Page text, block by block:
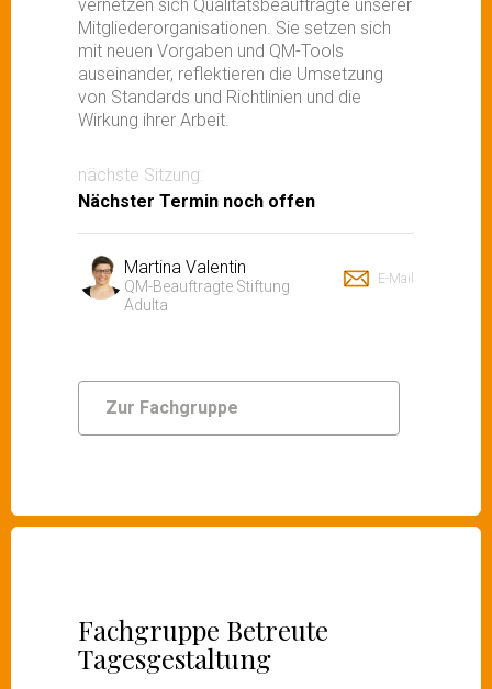
vernetzen sich Qualitätsbeauftragte unserer
Mitgliederorganisationen. Sie setzen sich
mit neuen Vorgaben und QM-Tools
auseinander, reflektieren die Umsetzung
von Standards und Richtlinien und die
Wirkung ihrer Arbeit.
nächste Sitzung:
Nächster Termin noch offen
Martina Valentin
QM-Beauftragte Stiftung
Adulta
E-Mail
Zur Fachgruppe
Fachgruppe Betreute
Tagesgestaltung